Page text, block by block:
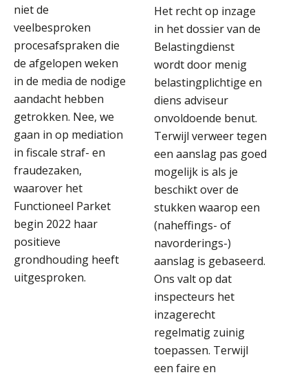
niet de
veelbesproken
procesafspraken die
de afgelopen weken
in de media de nodige
aandacht hebben
getrokken. Nee, we
gaan in op mediation
in fiscale straf- en
fraudezaken,
waarover het
Functioneel Parket
begin 2022 haar
positieve
grondhouding heeft
uitgesproken.
Het recht op inzage
in het dossier van de
Belastingdienst
wordt door menig
belastingplichtige en
diens adviseur
onvoldoende benut.
Terwijl verweer tegen
een aanslag pas goed
mogelijk is als je
beschikt over de
stukken waarop een
(naheffings- of
navorderings-)
aanslag is gebaseerd.
Ons valt op dat
inspecteurs het
inzagerecht
regelmatig zuinig
toepassen. Terwijl
een faire en